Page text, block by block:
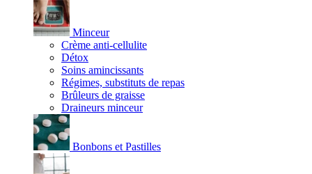
Minceur
Crème anti-cellulite
Détox
Soins amincissants
Régimes, substituts de repas
Brûleurs de graisse
Draineurs minceur
Bonbons et Pastilles